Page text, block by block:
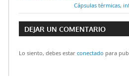
Navegación
de
entradas
Entrada
siguiente:
Cápsulas térmicas,
DEJAR UN COMENTARIO
Lo siento, debes estar conectado para